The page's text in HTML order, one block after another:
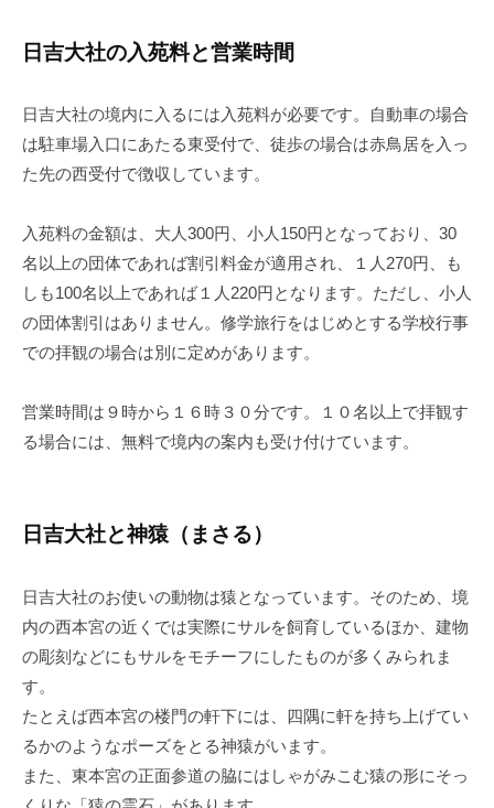
日吉大社の入苑料と営業時間
日吉大社の境内に入るには入苑料が必要です。自動車の場合
は駐車場入口にあたる東受付で、徒歩の場合は赤鳥居を入っ
た先の西受付で徴収しています。
入苑料の金額は、大人300円、小人150円となっており、30
名以上の団体であれば割引料金が適用され、１人270円、も
しも100名以上であれば１人220円となります。ただし、小人
の団体割引はありません。修学旅行をはじめとする学校行事
での拝観の場合は別に定めがあります。
営業時間は９時から１６時３０分です。１０名以上で拝観す
る場合には、無料で境内の案内も受け付けています。
日吉大社と神猿（まさる）
日吉大社のお使いの動物は猿となっています。そのため、境
内の西本宮の近くでは実際にサルを飼育しているほか、建物
の彫刻などにもサルをモチーフにしたものが多くみられま
す。
たとえば西本宮の楼門の軒下には、四隅に軒を持ち上げてい
るかのようなポーズをとる神猿がいます。
また、東本宮の正面参道の脇にはしゃがみこむ猿の形にそっ